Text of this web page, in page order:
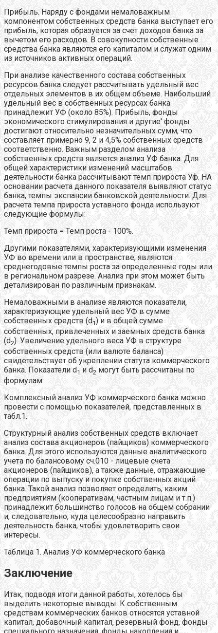
Прибыль. Наряду с фондами немаловажным
компонентом собственных средств банка выступает его
прибыль, которая образуется за счет доходов банка за
вычетом его расходов. В совокупности собственные
средства банка являются его капиталом и служат одним
из источников активных операций.
При анализе качественного состава собственных
ресурсов банка следует рассчитывать удельный вес
отдельных элементов в их общем объеме. Наибольший
удельный вес в собственных ресурсах банка
принадлежит УФ (около 85%). Прибыль, фонды
экономического стимулирования и другие' фонды
достигают относительно незначительных сумм, что
составляет примерно 9, 2 и 4,5% собственных средств
соответственно. Важным разделом анализа
собственных средств является анализ УФ банка. Для
общей характеристики изменений масштабов
деятельности банка рассчитывают темп прироста Уф. НА
основании расчета данного показателя выявляют статус
банка, темпы экспансии банковской деятельности. Для
расчета темпа прироста уставного фонда используют
следующие формулы:
Темп прироста = Темп роста - 100%.
Другими показателями, характеризующими изменения
УФ во времени или в пространстве, являются
среднегодовые темпы роста за определенные годы или
в региональном разрезе. Анализ при этом может быть
детализирован по различным признакам.
Немаловажными в анализе являются показатели,
характеризующие удельный вес УФ в сумме
собственных средств (d1) и в общей сумме
собственных, привлеченных и заемных средств банка
(d2). Увеличение удельного веса УФ в структуре
собственных средств (или валюте баланса)
свидетельствует об укреплении статута коммерческого
банка. Показатели d 1 и d2 могут быть рассчитаны по
формулам:
Комплексный анализ УФ коммерческого банка можно
провести с помощью показателей, представленных в
табл.1.
Структурный анализ собственных средств включает
анализ состава акционеров (пайщиков) коммерческого
банка. Для этого используются данные аналитического
учета по балансовому сч.010 - лицевые счета
акционеров (пайщиков), а также данные, отражающие
операции по выпуску и покупке собственных акций
банка. Такой анализ позволяет определить, каким
предприятиям (кооперативам, частным лицам и т.п.)
принадлежит большинство голосов на общем собрании
и, следовательно, куда целесообразно направить
деятельность банка, чтобы удовлетворить свои
интересы.
Таблица 1. Анализ УФ коммерческого банка
Заключение
Итак, подводя итоги данной работы, хотелось бы
выделить некоторые выводы. К собственным
средствам коммерческих банков относятся уставной
капитал, добавочный капитал, резервный фонд, фонды